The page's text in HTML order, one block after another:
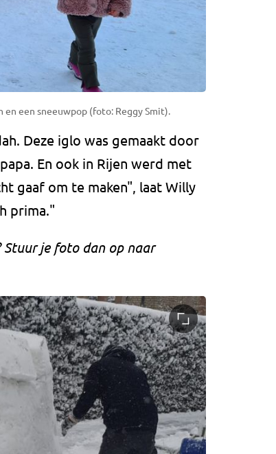
en een sneeuwpop (foto: Reggy Smit).
Deze iglo was gemaakt door
En ook in Rijen werd met
gaaf om te maken", laat Willy
prima."
Stuur je foto dan op naar